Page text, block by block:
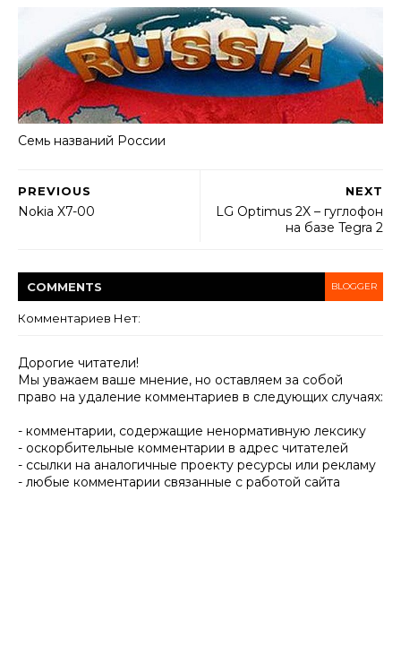
Семь названий России
NEXT
LG Optimus 2X – гуглофон
на базе Tegra 2
PREVIOUS
Nokia X7-00
COMMENTS BLOGGER
Комментариев Нет:
Дорогие читатели!
Мы уважаем ваше мнение, но оставляем за собой
право на удаление комментариев в следующих случаях:
- комментарии, содержащие ненормативную лексику
- оскорбительные комментарии в адрес читателей
- ссылки на аналогичные проекту ресурсы или рекламу
- любые комментарии связанные с работой сайта